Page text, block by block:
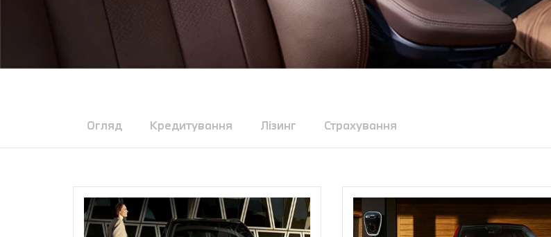
Огляд Кредитування Лізинг Страхування